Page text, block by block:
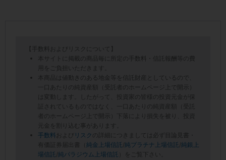
【手数料およびリスクについて】
本サイトに掲載の商品毎に所定の手数料・信託報酬等の費
用をご負担いただきます。
本商品は値動きのある地金等を信託財産としているので、
一口あたりの純資産額（受託者のホームページ上で開示）
は変動します。したがって、投資家の皆様の投資元金が保
証されているものではなく、一口あたりの純資産額（受託
者のホームページ上で開示）下落により損失を被り、投資
元金を割り込む事があります。
手数料
および リスク
の詳細につきましては必ず目論見書・
有価証券届出書（ 純金上場信託 /純プラチナ上場信託 /純銀上
場信託 /純パラジウム上場信託 ）をご覧下さい。